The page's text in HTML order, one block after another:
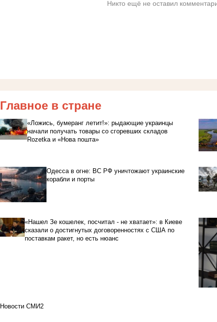
Никто ещё не оставил
Главное в стране
«Ложись, бумеранг летит!»: рыдающие украинцы
начали получать товары со сгоревших складов
Rozetka и «Нова пошта»
Одесса в огне: ВС РФ уничтожают украинские
корабли и порты
«Нашел Зе кошелек, посчитал - не хватает»: в Киеве
сказали о достигнутых договоренностях с США по
поставкам ракет, но есть нюанс
Новости СМИ2